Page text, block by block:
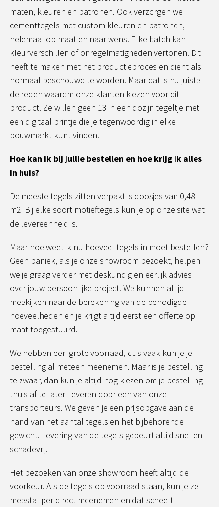
maten, kleuren en patronen. Ook verzorgen we
cementtegels met custom kleuren en patronen,
helemaal op maat en naar wens. Elke batch kan
kleurverschillen of onregelmatigheden vertonen. Dit
heeft te maken met het productieproces en dient als
normaal beschouwd te worden. Maar dat is nu juiste
de reden waarom onze klanten kiezen voor dit
product. Ze willen geen 13 in een dozijn tegeltje met
een digitaal printje die je tegenwoordig in elke
bouwmarkt kunt vinden.
Hoe kan ik bij jullie bestellen en hoe krijg ik alles
in huis?
De meeste tegels zitten verpakt is doosjes van 0,48
m2. Bij elke soort motieftegels kun je op onze site wat
de levereenheid is.
Maar hoe weet ik nu hoeveel tegels in moet bestellen?
Geen paniek, als je onze showroom bezoekt, helpen
we je graag verder met deskundig en eerlijk advies
over jouw persoonlijke project. We kunnen altijd
meekijken naar de berekening van de benodigde
hoeveelheden en je krijgt altijd eerst een offerte op
maat toegestuurd.
We hebben een grote voorraad, dus vaak kun je je
bestelling al meteen meenemen. Maar is je bestelling
te zwaar, dan kun je altijd nog kiezen om je bestelling
thuis af te laten leveren door een van onze
transporteurs. We geven je een prijsopgave aan de
hand van het aantal tegels en het bijbehorende
gewicht. Levering van de tegels gebeurt altijd snel en
schadevrij.
Het bezoeken van onze showroom heeft altijd de
voorkeur. Als de tegels op voorraad staan, kun je ze
meestal per direct meenemen en dat scheelt